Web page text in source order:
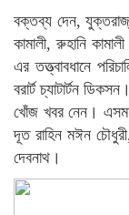
বক্তব্য দেন,
কামালী, রুহানি
এর তত্ত্বাবধানে
বরার্ট চ্যাটার্টন
খোঁজ খবর নেন।
দূত রাহিন মঈন
দেবনাথ।